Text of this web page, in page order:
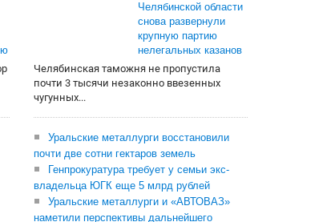
Челябинской области
снова развернули
крупную партию
нелегальных казанов
Челябинская таможня не пропустила
почти 3 тысячи незаконно ввезенных
чугунных...
Уральские металлурги восстановили
почти две сотни гектаров земель
Генпрокуратура требует у семьи экс-
владельца ЮГК еще 5 млрд рублей
Уральские металлурги и «АВТОВАЗ»
наметили перспективы дальнейшего